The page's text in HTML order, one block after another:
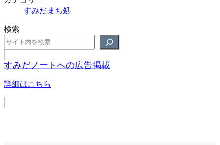
すみだまち処
検索
すみだノートへの広告掲載
詳細はこちら